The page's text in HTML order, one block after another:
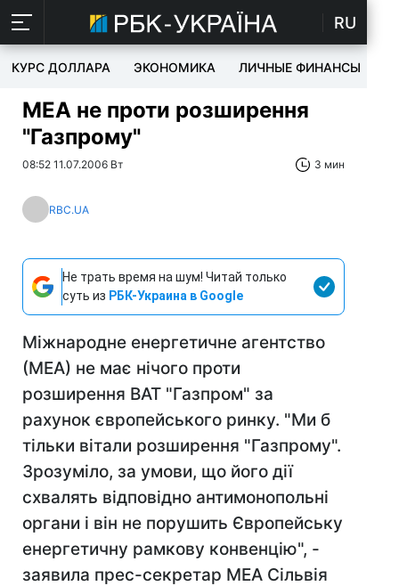
RU
КУРС ДОЛЛАРА ЭКОНОМИКА ЛИЧНЫЕ ФИНАНСЫ
МЕА не проти розширення
"Газпрому"
08:52 11.07.2006 Вт 3 мин
RBC.UA
Не трать время на шум! Читай только
суть из РБК-Украина в Google
Міжнародне енергетичне агентство
(МЕА) не має нічого проти
розширення ВАТ "Газпром" за
рахунок європейського ринку. "Ми б
тільки вітали розширення "Газпрому".
Зрозуміло, за умови, що його дії
схвалять відповідно антимонопольні
органи і він не порушить Європейську
енергетичну рамкову конвенцію", -
заявила прес-секретар МЕА Сільвія